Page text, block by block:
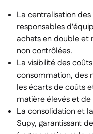
La centralisation
responsables
achats en double et
non contrôlées.
La visibilité des
consommation, des
les écarts de coûts
matière élevés et
La consolidation et
Supy, garantissant